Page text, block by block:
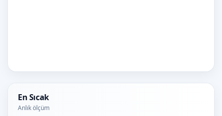
En Sıcak
Anlık ölçüm